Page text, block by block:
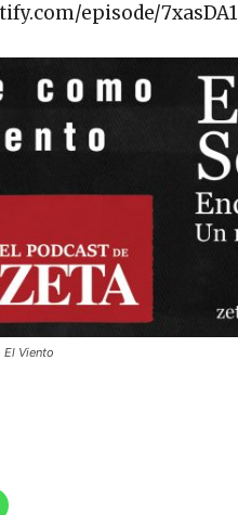
episode/
El Viento